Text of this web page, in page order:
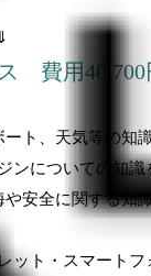
ス 費用40,700
ト、天気等の知
ンについての知
安全に関する知
ット・スマート